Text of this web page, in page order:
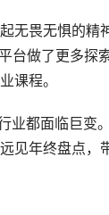
无畏无惧的精
台做了更多探
课程。
业都面临巨变
见年终盘点，